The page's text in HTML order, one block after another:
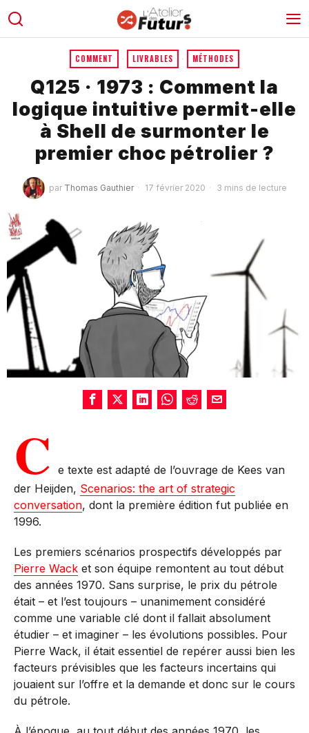
COMMENT · LIVRABLES · MÉTHODES
Q125 · 1973 : Comment la
logique intuitive permit-elle
à Shell de surmonter le
premier choc pétrolier ?
par Thomas Gauthier 17 février 2020 3 mins de lecture
C e texte est adapté de l’ouvrage de Kees van
der Heijden, Scenarios: the art of strategic
conversation, dont la première édition fut publiée en
1996.
Les premiers scénarios prospectifs développés par
Pierre Wack et son équipe remontent au tout début
des années 1970. Sans surprise, le prix du pétrole
était – et l’est toujours – unanimement considéré
comme une variable clé dont il fallait absolument
étudier – et imaginer – les évolutions possibles. Pour
Pierre Wack, il était essentiel de repérer aussi bien les
facteurs prévisibles que les facteurs incertains qui
jouaient sur l’offre et la demande et donc sur le cours
du pétrole.